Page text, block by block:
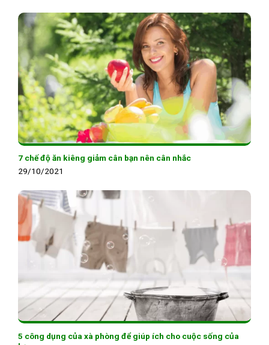
7 chế độ ăn kiêng giảm cân bạn nên cân nhắc
29/10/2021
5 công dụng của xà phòng để giúp ích cho cuộc sống của